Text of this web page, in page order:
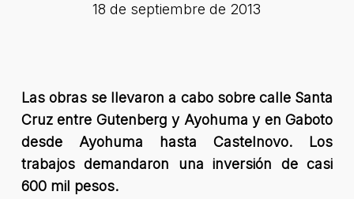
18 de septiembre de 2013
Las obras se llevaron a cabo sobre calle Santa
Cruz entre Gutenberg y Ayohuma y en Gaboto
desde Ayohuma hasta Castelnovo. Los
trabajos demandaron una inversión de casi
600 mil pesos.